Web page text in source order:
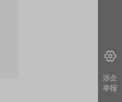
涉企
举报